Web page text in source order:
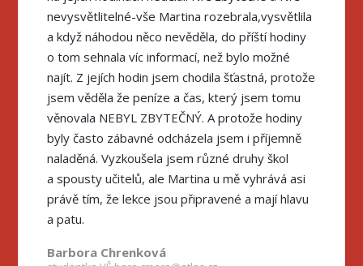
nevysvětlitelné-vše Martina rozebrala,vysvětlila
a když náhodou něco nevěděla, do příští hodiny
o tom sehnala víc informací, než bylo možné
najít. Z jejích hodin jsem chodila šťastná, protože
jsem věděla že peníze a čas, který jsem tomu
věnovala NEBYL ZBYTEČNÝ. A protože hodiny
byly často zábavné odcházela jsem i příjemně
naladěná. Vyzkoušela jsem různé druhy škol
a spousty učitelů, ale Martina u mě vyhrává asi
právě tím, že lekce jsou připravené a mají hlavu
a patu.
Barbora Chrenková